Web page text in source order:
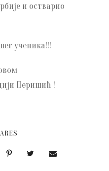
и остварио
ученика!!!
Перишић !